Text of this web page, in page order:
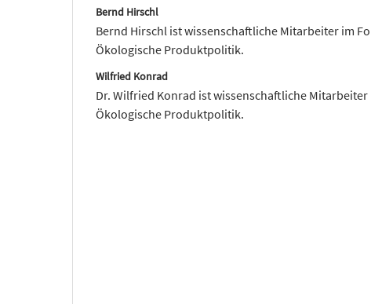
Bernd Hirschl
Bernd Hirschl ist wissenschaftliche Mitarbeiter im
Ökologische Produktpolitik.
Wilfried Konrad
Dr. Wilfried Konrad ist wissenschaftliche
Ökologische Produktpolitik.